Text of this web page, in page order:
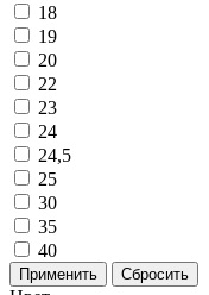
18
19
20
22
23
24
24,5
25
30
35
40
Применить Сбросить